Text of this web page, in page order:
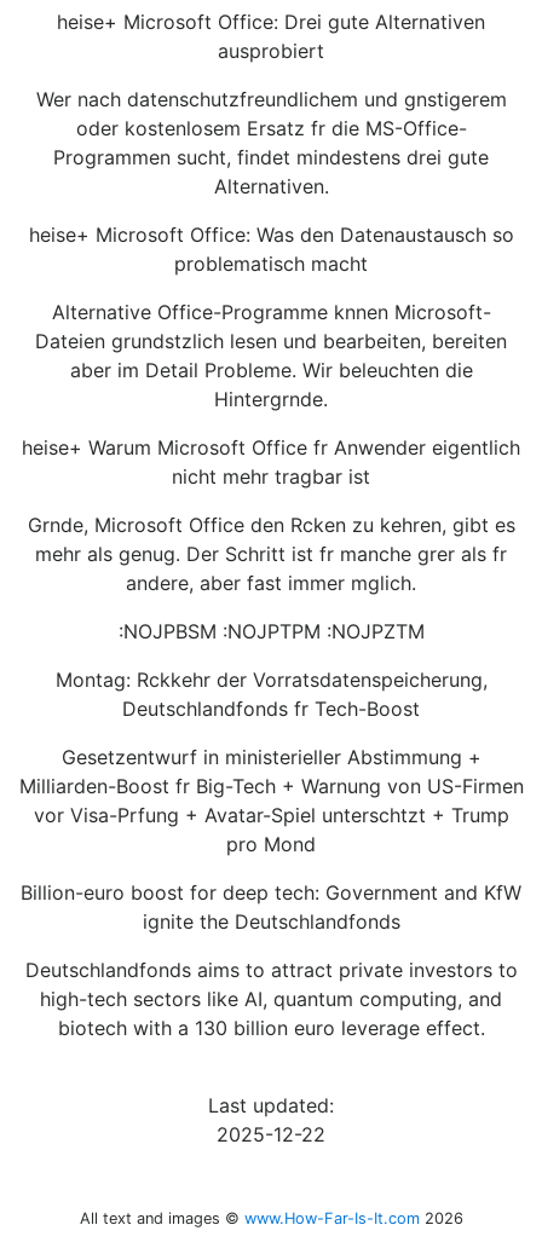
heise+ Microsoft Office: Drei gute Alternativen
ausprobiert
Wer nach datenschutzfreundlichem und gnstigerem
oder kostenlosem Ersatz fr die MS-Office-
Programmen sucht, findet mindestens drei gute
Alternativen.
heise+ Microsoft Office: Was den Datenaustausch so
problematisch macht
Alternative Office-Programme knnen Microsoft-
Dateien grundstzlich lesen und bearbeiten, bereiten
aber im Detail Probleme. Wir beleuchten die
Hintergrnde.
heise+ Warum Microsoft Office fr Anwender eigentlich
nicht mehr tragbar ist
Grnde, Microsoft Office den Rcken zu kehren, gibt es
mehr als genug. Der Schritt ist fr manche grer als fr
andere, aber fast immer mglich.
:NOJPBSM :NOJPTPM :NOJPZTM
Montag: Rckkehr der Vorratsdatenspeicherung,
Deutschlandfonds fr Tech-Boost
Gesetzentwurf in ministerieller Abstimmung +
Milliarden-Boost fr Big-Tech + Warnung von US-Firmen
vor Visa-Prfung + Avatar-Spiel unterschtzt + Trump
pro Mond
Billion-euro boost for deep tech: Government and KfW
ignite the Deutschlandfonds
Deutschlandfonds aims to attract private investors to
high-tech sectors like AI, quantum computing, and
biotech with a 130 billion euro leverage effect.
Last updated:
2025-12-22
All text and images © www.How-Far-Is-It.com 2026